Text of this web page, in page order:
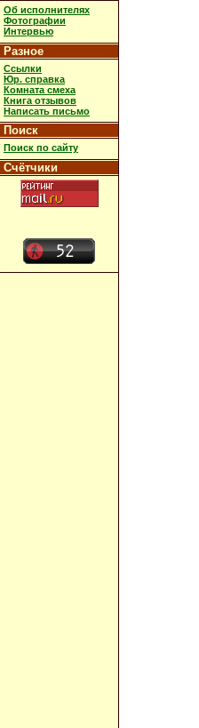
Об исполнителях
Фотографии
Интервью
Разное
Ссылки
Юр. справка
Комната смеха
Книга отзывов
Написать письмо
Поиск
Поиск по сайту
Счётчики